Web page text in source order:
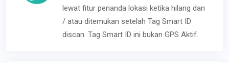
lewat fitur penanda lokasi ketika hilang dan
/ atau ditemukan setelah Tag Smart ID
discan. Tag Smart ID ini bukan GPS Aktif.